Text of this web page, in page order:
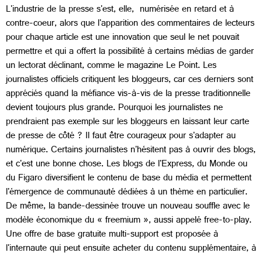
L'industrie de la presse s'est, elle, numérisée en retard et à
contre-coeur, alors que l'apparition des commentaires de lecteurs
pour chaque article est une innovation que seul le net pouvait
permettre et qui a offert la possibilité à certains médias de garder
un lectorat déclinant, comme le magazine Le Point. Les
journalistes officiels critiquent les bloggeurs, car ces derniers sont
appréciés quand la méfiance vis-à-vis de la presse traditionnelle
devient toujours plus grande. Pourquoi les journalistes ne
prendraient pas exemple sur les bloggeurs en laissant leur carte
de presse de côté ? Il faut être courageux pour s'adapter au
numérique. Certains journalistes n'hésitent pas à ouvrir des blogs,
et c'est une bonne chose. Les blogs de l'Express, du Monde ou
du Figaro diversifient le contenu de base du média et permettent
l'émergence de communauté dédiées à un thème en particulier.
De même, la bande-dessinée trouve un nouveau souffle avec le
modèle économique du « freemium », aussi appelé free-to-play.
Une offre de base gratuite multi-support est proposée à
l'internaute qui peut ensuite acheter du contenu supplémentaire, à